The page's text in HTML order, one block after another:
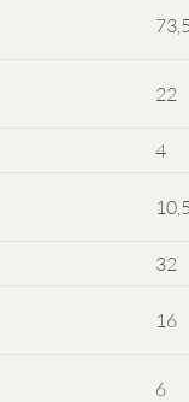
22
4
32
16
6